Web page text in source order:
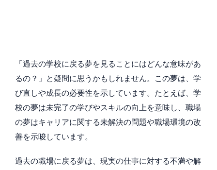
「過去の学校に戻る夢を見ることにはどんな意味があ
るの？」と疑問に思うかもしれません。この夢は、学
び直しや成長の必要性を示しています。たとえば、学
校の夢は未完了の学びやスキルの向上を意味し、職場
の夢はキャリアに関する未解決の問題や職場環境の改
善を示唆しています。
過去の職場に戻る夢は、現実の仕事に対する不満や解